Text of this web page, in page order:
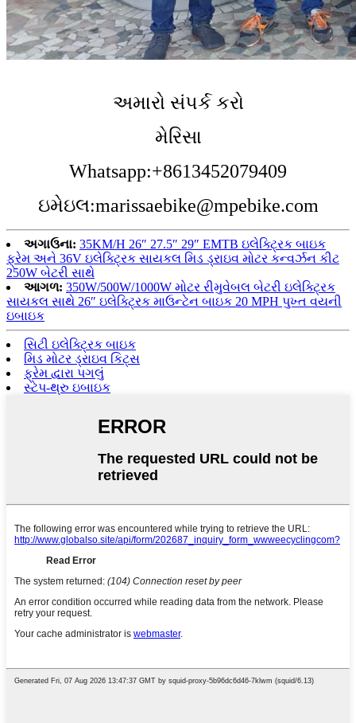
અમારો સંપર્ક કરો
મેરિસા
Whatsapp:+8613452079409
ઇમેઇલ:marissaebike@mpebike.com
અગાઉના: 35KM/H 26″ 27.5″ 29″ EMTB ઇલેક્ટ્રિક બાઇક
ફ્રેમ અને 36V ઇલેક્ટ્રિક સાયકલ મિડ ડ્રાઇવ મોટર કન્વર્ઝન કીટ
250W બેટરી સાથે
આગળ: 350W/500W/1000W મોટર રીમુવેબલ બેટરી ઇલેક્ટ્રિક
સાયકલ સાથે 26″ ઇલેક્ટ્રિક માઉન્ટેન બાઇક 20 MPH પુખ્ત વયની
ઇબાઇક
સિટી ઇલેક્ટ્રિક બાઇક
મિડ મોટર ડ્રાઇવ કિટ્સ
ફ્રેમ દ્વારા પગલું
સ્ટેપ-થ્રુ ઇબાઇક